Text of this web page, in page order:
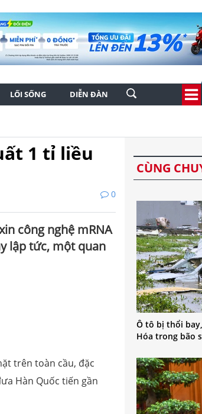
LỐI SỐNG DIỄN ĐÀN
1 tỉ liều
0
công nghệ mRNA
lập tức, một quan
trên toàn cầu, đặc
Hàn Quốc tiến gần
CÙNG
Ô tô bị thổi
Hóa trong bão